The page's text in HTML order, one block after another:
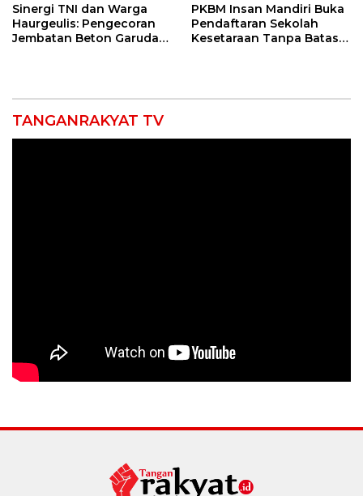
Sinergi TNI dan Warga
Haurgeulis: Pengecoran
Jembatan Beton Garuda
PKBM Insan Mandiri Buka
Pendaftaran Sekolah
Kesetaraan Tanpa Batas
TANGANRAKYAT TV